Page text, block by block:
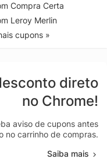
Compra Certa
Leroy Merlin
cupons »
direto
no Chrome!
aviso de cupons antes
no carrinho de compras.
Saiba mais